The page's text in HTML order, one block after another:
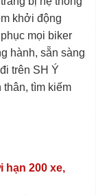
khởi động
mọi biker
hành, sẵn sàng
trên SH Ý
thân, tìm kiếm
hạn 200 xe,